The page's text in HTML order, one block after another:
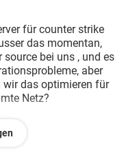
für counter strike
das momentan,
bei uns , und es
aber
wir das optimieren für
Netz?
günstigen PC
, oder evtl was